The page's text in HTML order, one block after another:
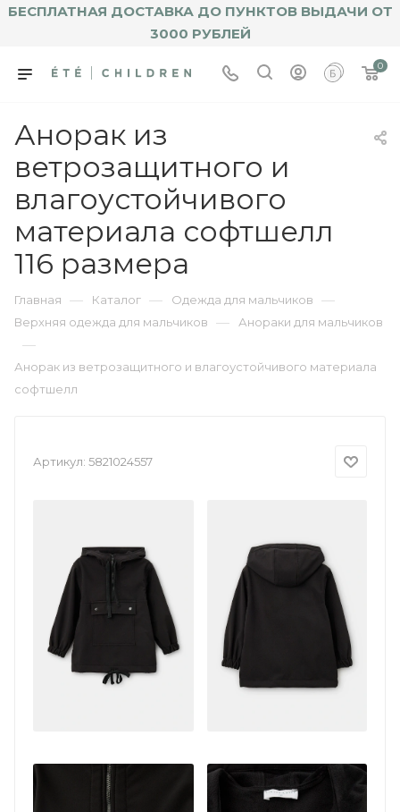
БЕСПЛАТНАЯ ДОСТАВКА ДО ПУНКТОВ ВЫДАЧИ ОТ
3000 РУБЛЕЙ
0
Анорак из
ветрозащитного и
влагоустойчивого
материала софтшелл
116 размера
Главная — Каталог — Одежда для мальчиков —
Верхняя одежда для мальчиков — Анораки для мальчиков
—
Анорак из ветрозащитного и влагоустойчивого материала
софтшелл
Артикул: 5821024557